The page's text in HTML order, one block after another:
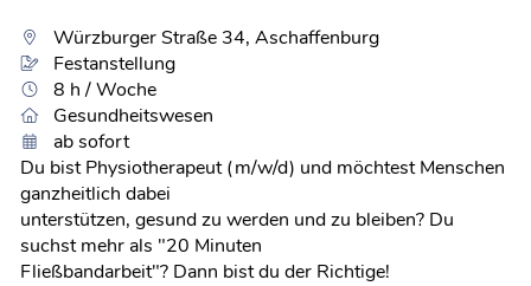
Würzburger Straße 34, Aschaffenburg
Festanstellung
8 h / Woche
Gesundheitswesen
ab sofort
Du bist Physiotherapeut (m/w/d) und möchtest Menschen
ganzheitlich dabei
unterstützen, gesund zu werden und zu bleiben? Du
suchst mehr als "20 Minuten
Fließbandarbeit"? Dann bist du der Richtige!